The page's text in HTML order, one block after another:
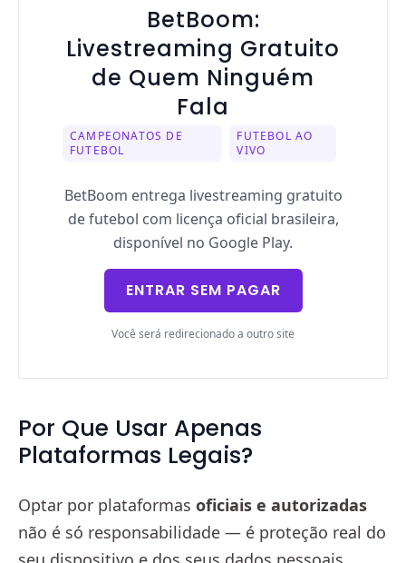
BetBoom:
Livestreaming Gratuito
de Quem Ninguém
Fala
CAMPEONATOS DE
FUTEBOL
FUTEBOL AO
VIVO
BetBoom entrega livestreaming gratuito
de futebol com licença oficial brasileira,
disponível no Google Play.
ENTRAR SEM PAGAR
Você será redirecionado a outro site
Por Que Usar Apenas
Plataformas Legais?
Optar por plataformas oficiais e autorizadas
não é só responsabilidade — é proteção real do